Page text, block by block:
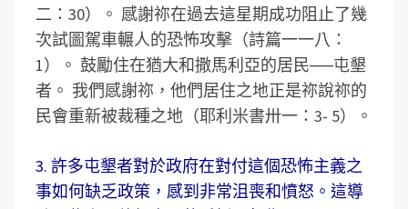
二：30）。 感謝祢在過去這星期成功阻止了幾
次試圖駕車輾人的恐怖攻擊（詩篇一一八：
1）。 鼓勵住在猶大和撒馬利亞的居民──屯墾
者。 我們感謝祢，他們居住之地正是祢說祢的
民會重新被裁種之地（耶利米書卅一：3- 5）。
3. 許多屯墾者對於政府在對付這個恐怖主義之
事如何缺乏政策，感到非常沮喪和憤怒。這導